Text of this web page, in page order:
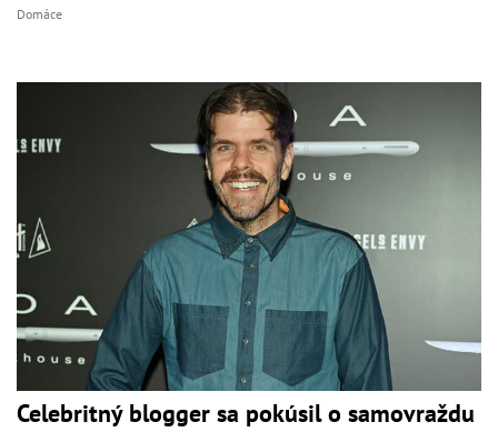
Domáce
Celebritný blogger sa pokúsil o samovraždu